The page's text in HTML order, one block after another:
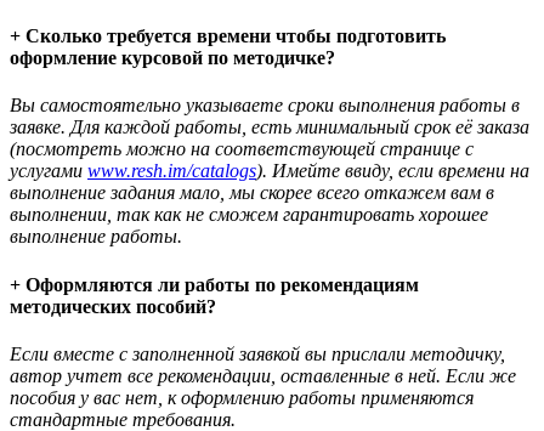
+ Сколько требуется времени чтобы подготовить
оформление курсовой по методичке?
Вы самостоятельно указываете сроки выполнения работы в
заявке. Для каждой работы, есть минимальный срок её заказа
(посмотреть можно на соответствующей странице с
услугами www.resh.im/catalogs). Имейте ввиду, если времени на
выполнение задания мало, мы скорее всего откажем вам в
выполнении, так как не сможем гарантировать хорошее
выполнение работы.
+ Оформляются ли работы по рекомендациям
методических пособий?
Если вместе с заполненной заявкой вы прислали методичку,
автор учтет все рекомендации, оставленные в ней. Если же
пособия у вас нет, к оформлению работы применяются
стандартные требования.